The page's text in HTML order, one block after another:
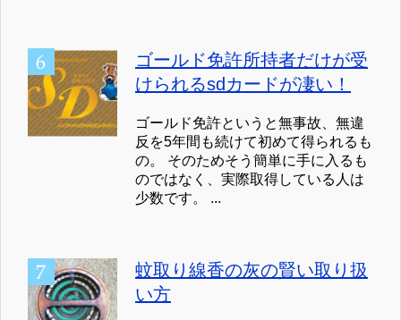
ゴールド免許所持者だけが受
けられるsdカードが凄い！
ゴールド免許というと無事故、無違
反を5年間も続けて初めて得られるも
の。 そのためそう簡単に手に入るも
のではなく、実際取得している人は
少数です。 ...
蚊取り線香の灰の賢い取り扱
い方